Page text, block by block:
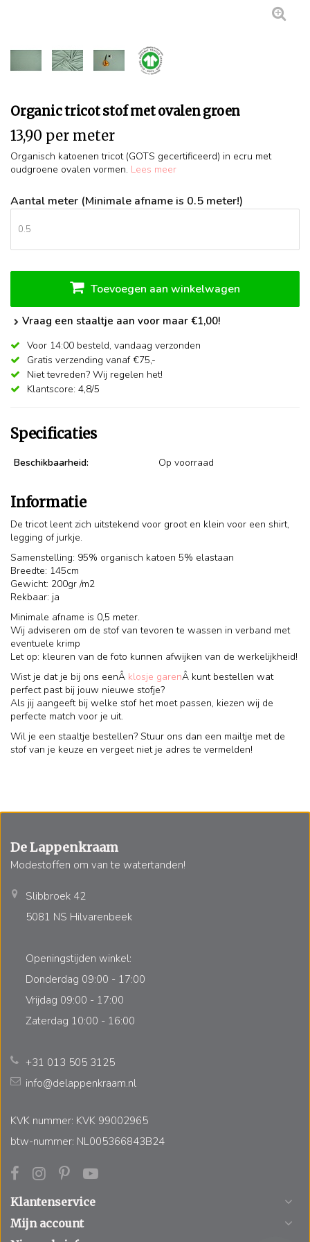
Organic tricot stof met ovalen groen
13,90 per meter
Organisch katoenen tricot (GOTS gecertificeerd) in ecru met
oudgroene ovalen vormen. Lees meer
Aantal meter (Minimale afname is 0.5 meter!)
Toevoegen aan winkelwagen
Vraag een staaltje aan voor maar €1,00!
Voor 14:00 besteld, vandaag verzonden
Gratis verzending vanaf €75,-
Niet tevreden? Wij regelen het!
Klantscore: 4,8/5
Specificaties
Beschikbaarheid: Op voorraad
Informatie
De tricot leent zich uitstekend voor groot en klein voor een shirt,
legging of jurkje.
Samenstelling: 95% organisch katoen 5% elastaan
Breedte: 145cm
Gewicht: 200gr /m2
Rekbaar: ja
Minimale afname is 0,5 meter.
Wij adviseren om de stof van tevoren te wassen in verband met
eventuele krimp
Let op: kleuren van de foto kunnen afwijken van de werkelijkheid!
Wist je dat je bij ons eenÂ klosje garenÂ kunt bestellen wat
perfect past bij jouw nieuwe stofje?
Als jij aangeeft bij welke stof het moet passen, kiezen wij de
perfecte match voor je uit.
Wil je een staaltje bestellen? Stuur ons dan een mailtje met de
stof van je keuze en vergeet niet je adres te vermelden!
De Lappenkraam
Modestoffen om van te watertanden!
Slibbroek 42
5081 NS Hilvarenbeek
Openingstijden winkel:
Donderdag 09:00 - 17:00
Vrijdag 09:00 - 17:00
Zaterdag 10:00 - 16:00
+31 013 505 3125
info@delappenkraam.nl
KVK nummer: KVK 99002965
btw-nummer: NL005366843B24
Klantenservice
Mijn account